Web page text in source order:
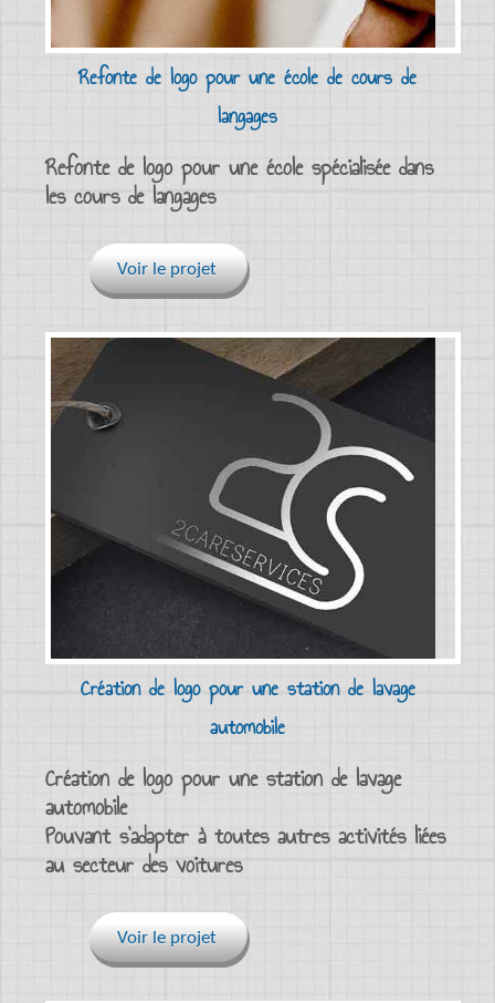
Refonte de logo pour une école de cours de
langages
Refonte de logo pour une école spécialisée dans
les cours de langages
Voir le projet
Création de logo pour une station de lavage
automobile
Création de logo pour une station de lavage
automobile
Pouvant s’adapter à toutes autres activités liées
au secteur des voitures
Voir le projet